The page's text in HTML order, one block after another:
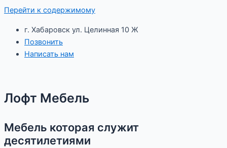
Перейти к содержимому
г. Хабаровск ул. Целинная 10 Ж
Позвонить
Написать нам
Лофт Мебель
Мебель которая служит
десятилетиями